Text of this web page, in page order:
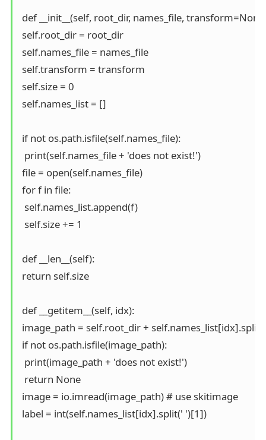
def __init__(self, root_dir, names_file,
self.root_dir = root_dir
self.names_file = names_file
self.transform = transform
self.size = 0
self.names_list = []
if not os.path.isfile(self.names_file):
  print(self.names_file + 'does not exist!')
file = open(self.names_file)
for f in file:
  self.names_list.append(f)
  self.size += 1
def __len__(self):
return self.size
def __getitem__(self, idx):
image_path = self.root_dir +
if not os.path.isfile(image_path):
  print(image_path + 'does not exist!')
  return None
image = io.imread(image_path) # use skitimage
label = int(self.names_list[idx].split(' ')[1])